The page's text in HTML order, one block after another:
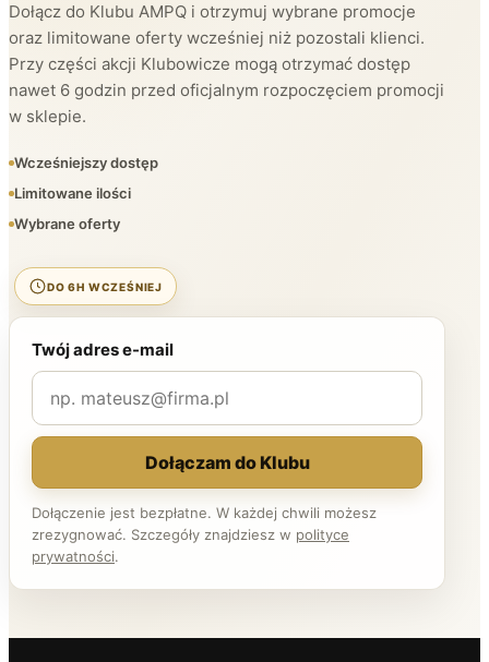
Dołącz do Klubu AMPQ i otrzymuj wybrane promocje
oraz limitowane oferty wcześniej niż pozostali klienci.
Przy części akcji Klubowicze mogą otrzymać dostęp
nawet 6 godzin przed oficjalnym rozpoczęciem promocji
w sklepie.
Wcześniejszy dostęp
Limitowane ilości
Wybrane oferty
DO 6H WCZEŚNIEJ
Twój adres e-mail
Dołączam do Klubu
Dołączenie jest bezpłatne. W każdej chwili możesz
zrezygnować. Szczegóły znajdziesz w polityce
prywatności.